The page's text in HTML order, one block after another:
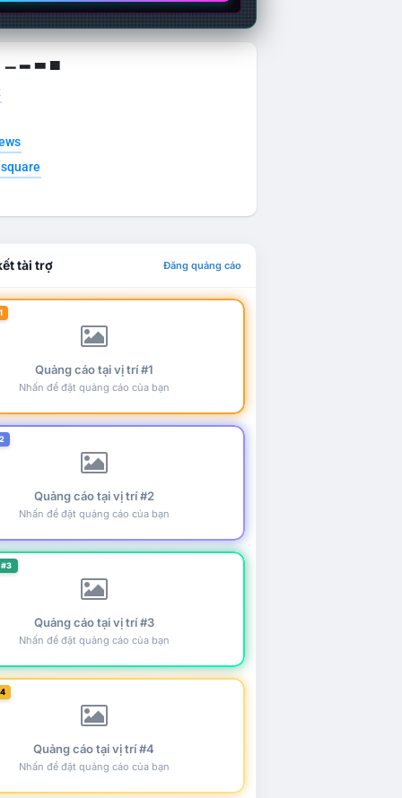
▁ ▂ ▃ ▄
tài trợ Đăng quảng cáo
Quảng cáo tại vị trí #1
Nhấn để đặt quảng cáo của bạn
Quảng cáo tại vị trí #2
Nhấn để đặt quảng cáo của bạn
Quảng cáo tại vị trí #3
Nhấn để đặt quảng cáo của bạn
Quảng cáo tại vị trí #4
Nhấn để đặt quảng cáo của bạn